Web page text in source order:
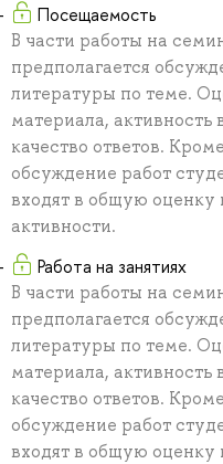
Посещаемость
В части работы на
предполагается
литературы по теме.
материала, активность
качество ответов.
обсуждение работ
входят в общую оценку
активности.
Работа на занятиях
В части работы на
предполагается
литературы по теме.
материала, активность
качество ответов.
обсуждение работ
входят в общую оценку